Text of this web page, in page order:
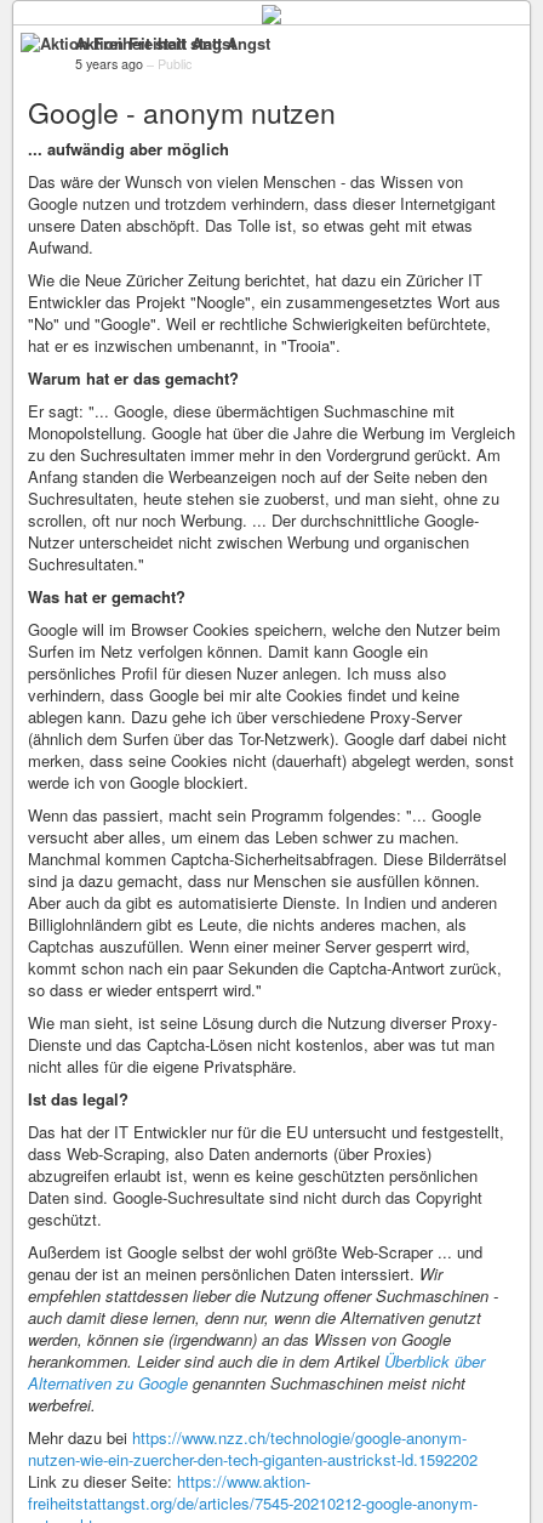
Aktion Freiheit statt Angst
5 years ago – Public
Google - anonym nutzen
... aufwändig aber möglich
Das wäre der Wunsch von vielen Menschen - das Wissen von
Google nutzen und trotzdem verhindern, dass dieser Internetgigant
unsere Daten abschöpft. Das Tolle ist, so etwas geht mit etwas
Aufwand.
Wie die Neue Züricher Zeitung berichtet, hat dazu ein Züricher IT
Entwickler das Projekt "Noogle", ein zusammengesetztes Wort aus
"No" und "Google". Weil er rechtliche Schwierigkeiten befürchtete,
hat er es inzwischen umbenannt, in "Trooia".
Warum hat er das gemacht?
Er sagt: "... Google, diese übermächtigen Suchmaschine mit
Monopolstellung. Google hat über die Jahre die Werbung im Vergleich
zu den Suchresultaten immer mehr in den Vordergrund gerückt. Am
Anfang standen die Werbeanzeigen noch auf der Seite neben den
Suchresultaten, heute stehen sie zuoberst, und man sieht, ohne zu
scrollen, oft nur noch Werbung. ... Der durchschnittliche Google-
Nutzer unterscheidet nicht zwischen Werbung und organischen
Suchresultaten."
Was hat er gemacht?
Google will im Browser Cookies speichern, welche den Nutzer beim
Surfen im Netz verfolgen können. Damit kann Google ein
persönliches Profil für diesen Nuzer anlegen. Ich muss also
verhindern, dass Google bei mir alte Cookies findet und keine
ablegen kann. Dazu gehe ich über verschiedene Proxy-Server
(ähnlich dem Surfen über das Tor-Netzwerk). Google darf dabei nicht
merken, dass seine Cookies nicht (dauerhaft) abgelegt werden, sonst
werde ich von Google blockiert.
Wenn das passiert, macht sein Programm folgendes: "... Google
versucht aber alles, um einem das Leben schwer zu machen.
Manchmal kommen Captcha-Sicherheitsabfragen. Diese Bilderrätsel
sind ja dazu gemacht, dass nur Menschen sie ausfüllen können.
Aber auch da gibt es automatisierte Dienste. In Indien und anderen
Billiglohnländern gibt es Leute, die nichts anderes machen, als
Captchas auszufüllen. Wenn einer meiner Server gesperrt wird,
kommt schon nach ein paar Sekunden die Captcha-Antwort zurück,
so dass er wieder entsperrt wird."
Wie man sieht, ist seine Lösung durch die Nutzung diverser Proxy-
Dienste und das Captcha-Lösen nicht kostenlos, aber was tut man
nicht alles für die eigene Privatsphäre.
Ist das legal?
Das hat der IT Entwickler nur für die EU untersucht und festgestellt,
dass Web-Scraping, also Daten andernorts (über Proxies)
abzugreifen erlaubt ist, wenn es keine geschützten persönlichen
Daten sind. Google-Suchresultate sind nicht durch das Copyright
geschützt.
Außerdem ist Google selbst der wohl größte Web-Scraper ... und
genau der ist an meinen persönlichen Daten interssiert. Wir
empfehlen stattdessen lieber die Nutzung offener Suchmaschinen -
auch damit diese lernen, denn nur, wenn die Alternativen genutzt
werden, können sie (irgendwann) an das Wissen von Google
herankommen. Leider sind auch die in dem Artikel Überblick über
Alternativen zu Google genannten Suchmaschinen meist nicht
werbefrei.
Mehr dazu bei https://www.nzz.ch/technologie/google-anonym-
nutzen-wie-ein-zuercher-den-tech-giganten-austrickst-ld.1592202
Link zu dieser Seite: https://www.aktion-
freiheitstattangst.org/de/articles/7545-20210212-google-anonym-